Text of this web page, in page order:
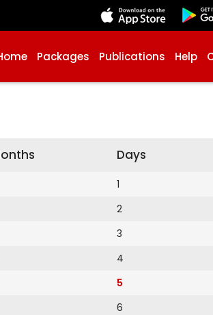
Packages Publications Help
Days
1
2
3
4
5
6